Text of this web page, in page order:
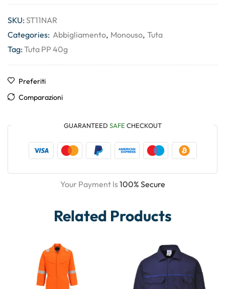
SKU:ST11NAR
Categories: Abbigliamento, Monouso, Tuta
Tag:Tuta PP 40g
Preferiti
Comparazioni
GUARANTEED SAFE CHECKOUT
Your Payment Is100% Secure
Related Products